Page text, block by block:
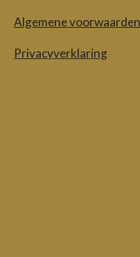
Algemene voorwaarden
Privacyverklaring